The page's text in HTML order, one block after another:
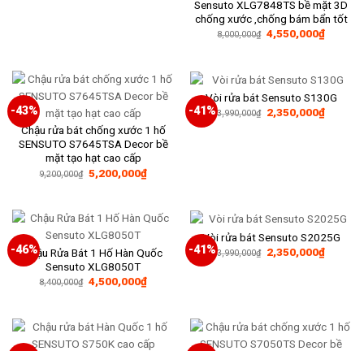
1,350,000₫.
Sensuto XLG7848TS bề mặt 3D
chống xước ,chống bám bẩn tốt
8,000,000₫ Giá
gốc
4,550,000₫Giá
hiện
-43%
Chậu rửa bát chống xước 1 hố
SENSUTO S7645TSA Decor bề
mặt tạo hạt cao cấp
9,200,000₫ Giá
gốc
5,200,000₫Giá
hiện
5,200,000₫.
-41%
Vòi rửa bát Sensuto S130G
3,990,000₫ Giá
gốc
2,350,000₫Giá
hiện
-46%Chậu Rửa Bát 1 Hố Hàn Quốc
Sensuto XLG8050T
8,400,000₫ Giá
gốc
4,500,000₫Giá
hiện
4,500,000₫.
-41%
Vòi rửa bát Sensuto S2025G
3,990,000₫ Giá
gốc
2,350,000₫Giá
hiện